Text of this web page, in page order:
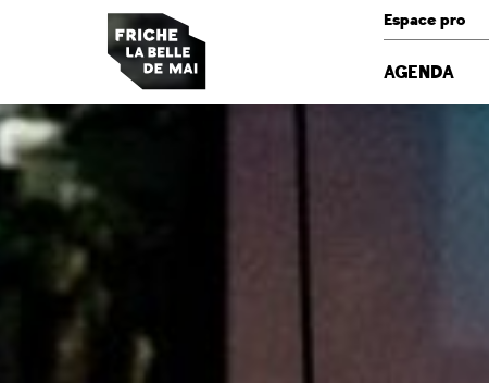
Espace pro
AGENDA
Panneau de gestion des cookies